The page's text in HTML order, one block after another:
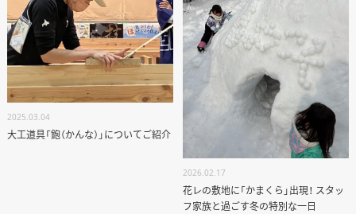
2025.03.04
大工道具「鉋（かんな）」についてご紹介
2026.02.17
花レの敷地に「かまくら」出現！ スタッ
フ家族と過ごす冬の特別な一日